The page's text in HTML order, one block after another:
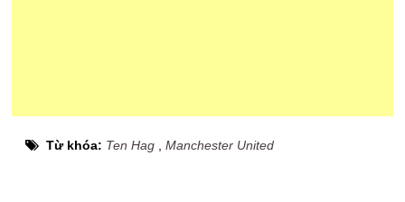
Từ khóa: Ten Hag ,Manchester United